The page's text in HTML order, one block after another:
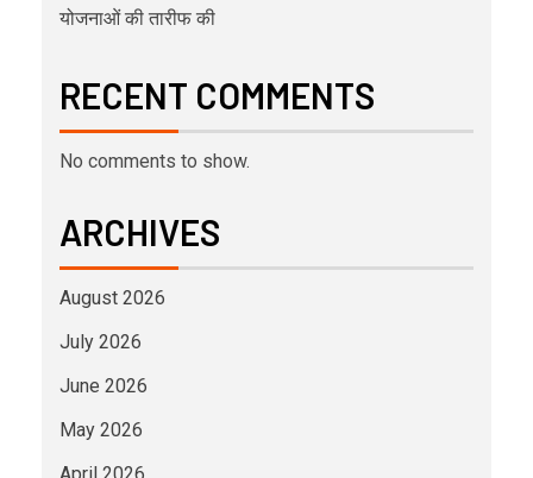
योजनाओं की तारीफ की
RECENT COMMENTS
No comments to show.
ARCHIVES
August 2026
July 2026
June 2026
May 2026